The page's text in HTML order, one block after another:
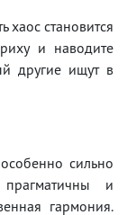
хаос становится
и наводите
другие ищут в
сильно
и
гармония.